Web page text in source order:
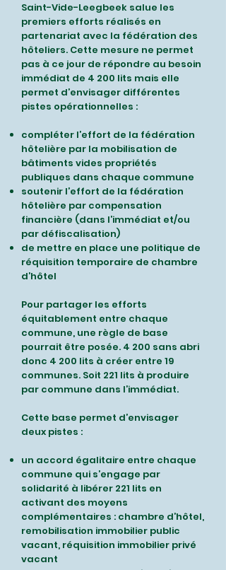
Saint-Vide-Leegbeek salue les
premiers efforts réalisés en
partenariat avec la fédération des
hôteliers. Cette mesure ne permet
pas à ce jour de répondre au besoin
immédiat de 4 200 lits mais elle
permet d’envisager différentes
pistes opérationnelles :
compléter l’effort de la fédération
hôtelière par la mobilisation de
bâtiments vides propriétés
publiques dans chaque commune
soutenir l’effort de la fédération
hôtelière par compensation
financière (dans l’immédiat et/ou
par défiscalisation)
de mettre en place une politique de
réquisition temporaire de chambre
d’hôtel
Pour partager les efforts
équitablement entre chaque
commune, une règle de base
pourrait être posée. 4 200 sans abri
donc 4 200 lits à créer entre 19
communes. Soit 221 lits à produire
par commune dans l’immédiat.
Cette base permet d’envisager
deux pistes :
un accord égalitaire entre chaque
commune qui s’engage par
solidarité à libérer 221 lits en
activant des moyens
complémentaires : chambre d’hôtel,
remobilisation immobilier public
vacant, réquisition immobilier privé
vacant